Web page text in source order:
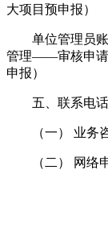
大项目预申报）
单位管理员账
管理——审核申请
申报）
五、联系电话
（一） 业务咨
（二） 网络申